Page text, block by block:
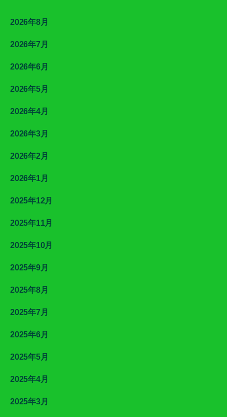
2026年8月
2026年7月
2026年6月
2026年5月
2026年4月
2026年3月
2026年2月
2026年1月
2025年12月
2025年11月
2025年10月
2025年9月
2025年8月
2025年7月
2025年6月
2025年5月
2025年4月
2025年3月